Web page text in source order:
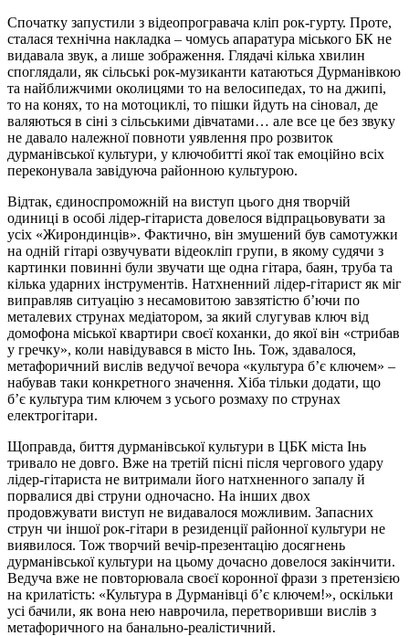
Спочатку запустили з відеопрогравача кліп рок-гурту. Проте,
сталася технічна накладка – чомусь апаратура міського БК не
видавала звук, а лише зображення. Глядачі кілька хвилин
споглядали, як сільські рок-музиканти катаються Дурманівкою
та найближчими околицями то на велосипедах, то на джипі,
то на конях, то на мотоциклі, то пішки йдуть на сіновал, де
валяються в сіні з сільськими дівчатами… але все це без звуку
не давало належної повноти уявлення про розвиток
дурманівської культури, у ключобитті якої так емоційно всіх
переконувала завідуюча районною культурою.
Відтак, єдиноспроможній на виступ цього дня творчій
одиниці в особі лідер-гітариста довелося відпрацьовувати за
усіх «Жирондинців». Фактично, він змушений був самотужки
на одній гітарі озвучувати відеокліп групи, в якому судячи з
картинки повинні були звучати ще одна гітара, баян, труба та
кілька ударних інструментів. Натхненний лідер-гітарист як міг
виправляв ситуацію з несамовитою завзятістю б’ючи по
металевих струнах медіатором, за який слугував ключ від
домофона міської квартири своєї коханки, до якої він «стрибав
у гречку», коли навідувався в місто Інь. Тож, здавалося,
метафоричний вислів ведучої вечора «культура б’є ключем» –
набував таки конкретного значення. Хіба тільки додати, що
б’є культура тим ключем з усього розмаху по струнах
електрогітари.
Щоправда, биття дурманівської культури в ЦБК міста Інь
тривало не довго. Вже на третій пісні після чергового удару
лідер-гітариста не витримали його натхненного запалу й
порвалися дві струни одночасно. На інших двох
продовжувати виступ не видавалося можливим. Запасних
струн чи іншої рок-гітари в резиденції районної культури не
виявилося. Тож творчий вечір-презентацію досягнень
дурманівської культури на цьому дочасно довелося закінчити.
Ведуча вже не повторювала своєї коронної фрази з претензією
на крилатість: «Культура в Дурманівці б’є ключем!», оскільки
усі бачили, як вона нею наврочила, перетворивши вислів з
метафоричного на банально-реалістичний.